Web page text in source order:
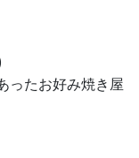
ったお好み焼き屋